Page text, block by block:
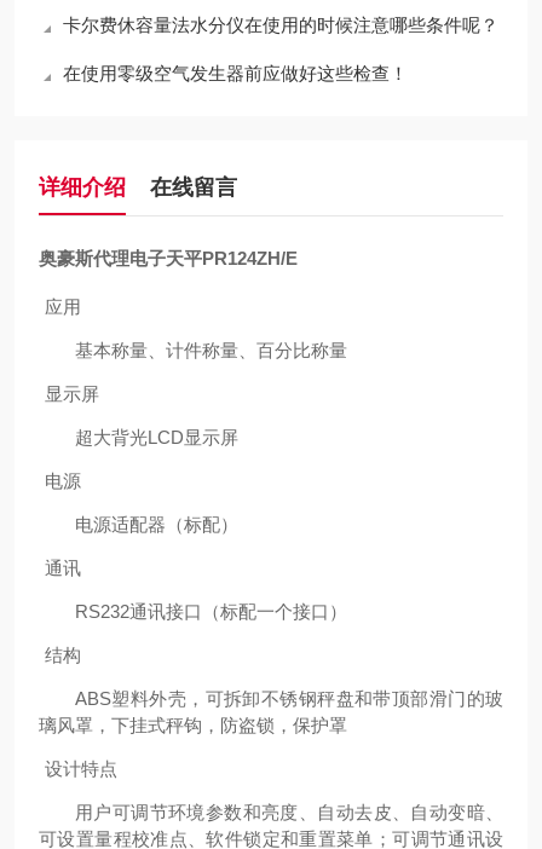
卡尔费休容量法水分仪在使用的时候注意哪些条件呢？
在使用零级空气发生器前应做好这些检查！
详细介绍 在线留言
奥豪斯代理电子天平PR124ZH/E
应用
基本称量、计件称量、百分比称量
显示屏
超大背光LCD显示屏
电源
电源适配器（标配）
通讯
RS232通讯接口（标配一个接口）
结构
ABS塑料外壳，可拆卸不锈钢秤盘和带顶部滑门的玻
璃风罩，下挂式秤钩，防盗锁，保护罩
设计特点
用户可调节环境参数和亮度、自动去皮、自动变暗、
可设置量程校准点、软件锁定和重置菜单；可调节通讯设